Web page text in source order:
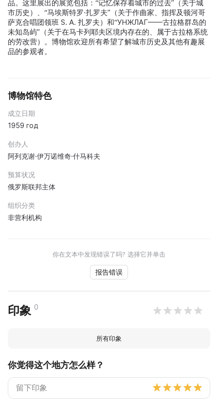
品。这里展出的展览包括：“记忆保存着城市的过去”（关于城
市历史）、“马埃斯特罗·扎罗夫”（关于作曲家、指挥及顿河哥
萨克合唱团领班 S. A. 扎罗夫）和“УНЖЛАГ——古拉格群岛的
未知岛屿”（关于在马卡列耶夫区境内存在的、属于古拉格系统
的劳改营）。博物馆欢迎所有希望了解城市历史及其他有趣展
品的参观者。
博物馆特色
成立日期
1959 год
创办人
阿列克谢·伊万诺维奇·什马科夫
预算状况
俄罗斯联邦主体
组织分类
非营利机构
你在文本中发现错误了吗? 选择它并单击
报告错误
印象 0
所有印象
你觉得这个地方怎么样？